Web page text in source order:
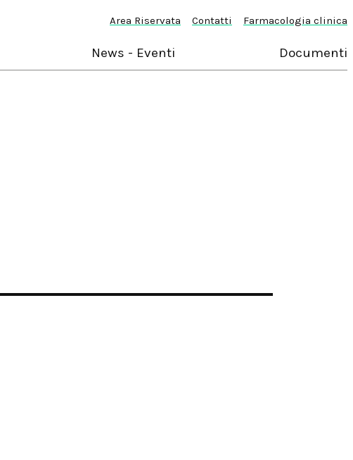
Area Riservata Contatti Farmacologia clinica
News - Eventi Documenti